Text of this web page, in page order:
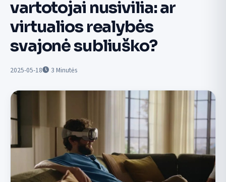
vartotojai nusivilia: ar
virtualios realybės
svajonė subliuško?
2025-05-18 3 Minutės